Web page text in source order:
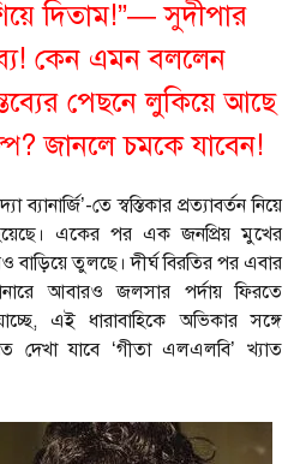
দিতাম!”— সুদীপার
কেন এমন বললেন
পেছনে লুকিয়ে আছে
জানলে চমকে যাবেন!
তে স্বস্তিকার প্রত্যাবর্তন নিয়ে
একের পর এক জনপ্রিয় মুখের
তুলছে। দীর্ঘ বিরতির পর এবার
আবারও জলসার পর্দায় ফিরতে
এই ধারাবাহিকে অভিকার সঙ্গে
দেখা যাবে ‘গীতা এলএলবি’ খ্যাত